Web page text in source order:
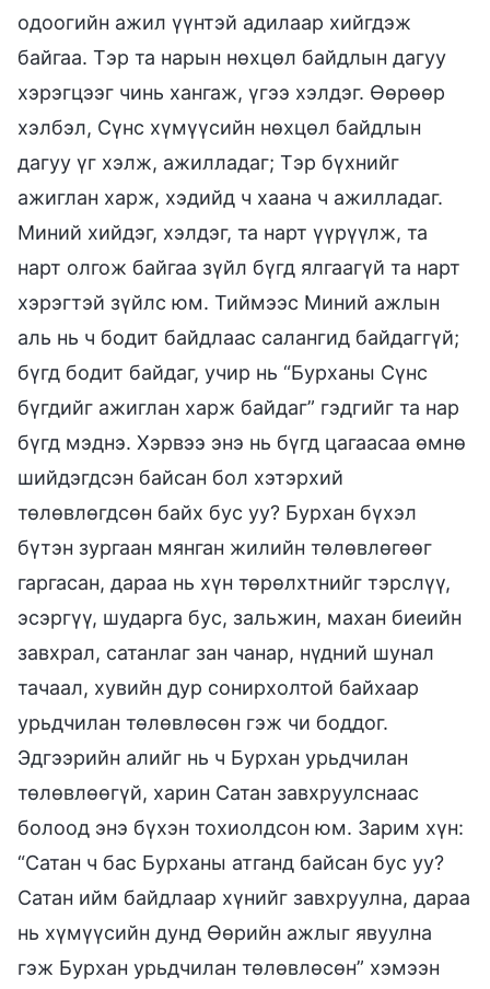
одоогийн ажил үүнтэй адилаар хийгдэж
байгаа. Тэр та нарын нөхцөл байдлын дагуу
хэрэгцээг чинь хангаж, үгээ хэлдэг. Өөрөөр
хэлбэл, Сүнс хүмүүсийн нөхцөл байдлын
дагуу үг хэлж, ажилладаг; Тэр бүхнийг
ажиглан харж, хэдийд ч хаана ч ажилладаг.
Миний хийдэг, хэлдэг, та нарт үүрүүлж, та
нарт олгож байгаа зүйл бүгд ялгаагүй та нарт
хэрэгтэй зүйлс юм. Тиймээс Миний ажлын
аль нь ч бодит байдлаас салангид байдаггүй;
бүгд бодит байдаг, учир нь “Бурханы Сүнс
бүгдийг ажиглан харж байдаг” гэдгийг та нар
бүгд мэднэ. Хэрвээ энэ нь бүгд цагаасаа өмнө
шийдэгдсэн байсан бол хэтэрхий
төлөвлөгдсөн байх бус уу? Бурхан бүхэл
бүтэн зургаан мянган жилийн төлөвлөгөөг
гаргасан, дараа нь хүн төрөлхтнийг тэрслүү,
эсэргүү, шударга бус, зальжин, махан биеийн
завхрал, сатанлаг зан чанар, нүдний шунал
тачаал, хувийн дур сонирхолтой байхаар
урьдчилан төлөвлөсөн гэж чи боддог.
Эдгээрийн алийг нь ч Бурхан урьдчилан
төлөвлөөгүй, харин Сатан завхруулснаас
болоод энэ бүхэн тохиолдсон юм. Зарим хүн:
“Сатан ч бас Бурханы атганд байсан бус уу?
Сатан ийм байдлаар хүнийг завхруулна, дараа
нь хүмүүсийн дунд Өөрийн ажлыг явуулна
гэж Бурхан урьдчилан төлөвлөсөн” хэмээн